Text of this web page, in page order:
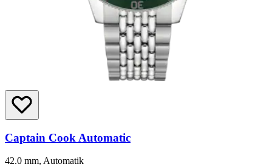
Captain Cook Automatic
42.0 mm, Automatik